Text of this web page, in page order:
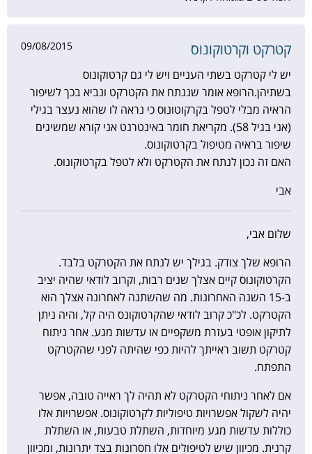
קטרקט וקרטוקונוס 09/08/2015
יש לי קטרקט בשתי העניים ויש לי גם קרטוקונוס
בשתיהן.הרופא אומר שננתח את הקטרקט ונביא בכך לשיפור
הראיה מבלי לטפל בקרקוטונוס כי נראה לו שהוא נעצר בגילי
(אני בגיל 58). מקריאת חומר באינטרנט אני קורא שמשיגים
שיפור בראיה מטיפול בקרטוקונוס.
האם זה נכון לנתח את הקטרקט ולא לטפל בקרטוקונוס.
אבי
שלום אבי,
הרופא שלך צודק. בגילך יש לנתח את הקטרקט בלבד.
הקרטוקונוס קיים אצלך שנים רבות, וקרוב לודאי שהיה יציב
ב-15 השנה האחרונות. מה שהשתנה לאחרונה אצלך הוא
הקטרקט. לכ"כ קרוב לודאי שהקרטוקונס היה קל, והיה ניתן
לתיקון אופטי בעזרת משקפיים או עדשות מגע. אחר ניתוח
קטרקט תשוב ראייתך להיות כפי שהיתה לפני שהקטרקט
התפתח.
אם לאחר ניתוחי הקטרקט לא תהיה לך ראייה טובה, אפשר
יהיה לשקול אפשרויות טיפוליות לקרטוקונוס. אפשרויות אלו
כוללות עדשות מגע מיוחדות, השתלת טבעות, או השתלת
קרנית. מכיוון שיש לטיפולים אלו חסרונות בצד יתרונות, ומכיוון